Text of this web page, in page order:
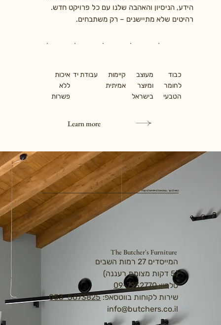
הידע, הניסיון והאהבה שלנו עם כל פרויקט חדש.
רהיטים שלא מתיישנים – רק משתבחים.
כבוד
לחומר
הטבעי
מעוצב
ומיוצר
בישראל
קיימות
אמיתית
עבודת יד איכות
ללא
פשרות
Learn more
בואו לבקר. נעים אצלנו ויש אצלנו קפה
The Butcher's Furniture
המייסדים 27 רמות השבים
(5 דקות מצומת רעננה)
טלפון:09-7932770
שירות לקוחות בווטסאפ:053-5673825
info@butchers.co.il